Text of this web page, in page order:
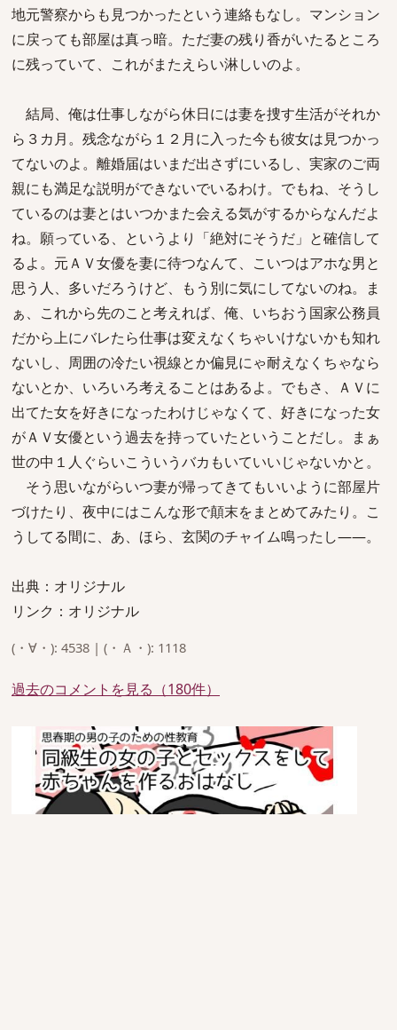
地元警察からも見つかったという連絡もなし。マンション
に戻っても部屋は真っ暗。ただ妻の残り香がいたるところ
に残っていて、これがまたえらい淋しいのよ。
結局、俺は仕事しながら休日には妻を捜す生活がそれか
ら３カ月。残念ながら１２月に入った今も彼女は見つかっ
てないのよ。離婚届はいまだ出さずにいるし、実家のご両
親にも満足な説明ができないでいるわけ。でもね、そうし
ているのは妻とはいつかまた会える気がするからなんだよ
ね。願っている、というより「絶対にそうだ」と確信して
るよ。元ＡＶ女優を妻に待つなんて、こいつはアホな男と
思う人、多いだろうけど、もう別に気にしてないのね。ま
ぁ、これから先のこと考えれば、俺、いちおう国家公務員
だから上にバレたら仕事は変えなくちゃいけないかも知れ
ないし、周囲の冷たい視線とか偏見にゃ耐えなくちゃなら
ないとか、いろいろ考えることはあるよ。でもさ、ＡＶに
出てた女を好きになったわけじゃなくて、好きになった女
がＡＶ女優という過去を持っていたということだし。まぁ
世の中１人ぐらいこういうバカもいていいじゃないかと。
そう思いながらいつ妻が帰ってきてもいいように部屋片
づけたり、夜中にはこんな形で顛末をまとめてみたり。こ
うしてる間に、あ、ほら、玄関のチャイム鳴ったし――。
出典：オリジナル
リンク：オリジナル
(・∀・): 4538 | (・Ａ・): 1118
過去のコメントを見る（180件）